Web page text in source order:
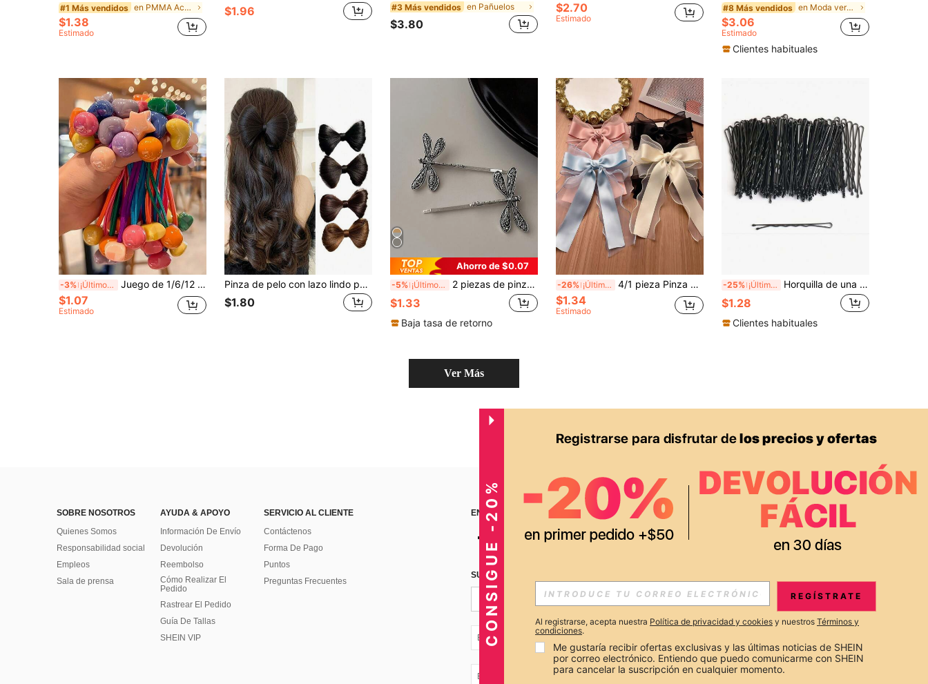
#1 Más vendidos en PMMA Accesorios para el cabello de las mujeres
$1.38
Estimado
$1.96 #3 Más vendidos en Pañuelos
$3.80
$2.70
Estimado
#8 Más vendidos en Moda versátil para otoño e invierno Accesorios
$3.06
Estimado
Clientes habituales
-3% ¡Últimos 3 días Juego de 1/6/12 piezas de coleteros coloridos y lindos, que incluye naranja vibrante, púrpura de ensueño, verde fresco, etc. Estilos versátiles con estrellas, bolas, corazones
$1.07
Estimado
Pinza de pelo con lazo lindo para mujer, adecuada para uso diario y fiestas, accesorio para peluca y cabello, regalo, adecuada para todas las estaciones, pinza de garra, accesorios para el cabello, útiles escolares, accesorios para peinar el cabello, pasador, accesorios para la cabeza
$1.80
Ahorro de $0.07
-5% ¡Últimos 3 días 2 piezas de pinzas para el cabello de mujer con diseño minimalista, elegante, lindo, estilo callejero retro, con libélula plateada, accesorios para el cabello para uso diario, viajes, campus, vacaciones y regalo
$1.33
Baja tasa de retorno
-26% ¡Últimos 3 días 4/1 pieza Pinza para el cabello con lazo y decoración de cinta larga, accesorio para el cabello estilo princesa, pinza de moda para el cabello adecuada para fiestas y uso diario, pinzas para el cabello
$1.34
Estimado
-25% ¡Últimos 2 días Horquilla de una pieza negra para mujer, clip para flequillo lateral, accesorio para el cabello con pinza en forma de U para fijar el peinado, clip de garra plano
$1.28
Clientes habituales
Ver Más
SOBRE NOSOTROS
Quienes Somos
Responsabilidad social
Empleos
Sala de prensa
AYUDA & APOYO
Información De Envío
Devolución
Reembolso
Cómo Realizar El
Pedido
Rastrear El Pedido
Guía De Tallas
SHEIN VIP
SERVICIO AL CLIENTE
Contáctenos
Forma De Pago
Puntos
Preguntas Frecuentes
ENCUÉNTRANOS EN APP
SUSCRÍBETE PARA RECIBIR OFERTAS EXCLUSIVAS, PROMOCIONES Y NOTICIAS DE SHEIN
Suscribir
EC + 593
EC + 593
CONSIGUE -20% REGÍSTRATE
Al registrarse, acepta nuestra Política de privacidad y cookies y nuestros Términos y
condiciones.
Me gustaría recibir ofertas exclusivas y las últimas noticias de SHEIN
por correo electrónico. Entiendo que puedo comunicarme con SHEIN
para cancelar la suscripción en cualquier momento.